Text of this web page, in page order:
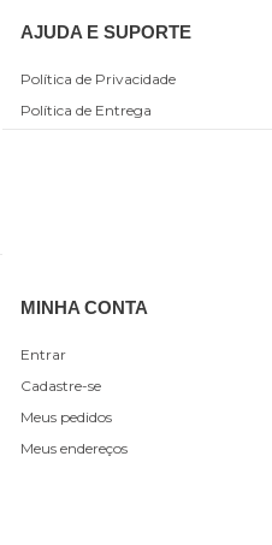
AJUDA E SUPORTE
Política de Privacidade
Política de Entrega
MINHA CONTA
Entrar
Cadastre-se
Meus pedidos
Meus endereços